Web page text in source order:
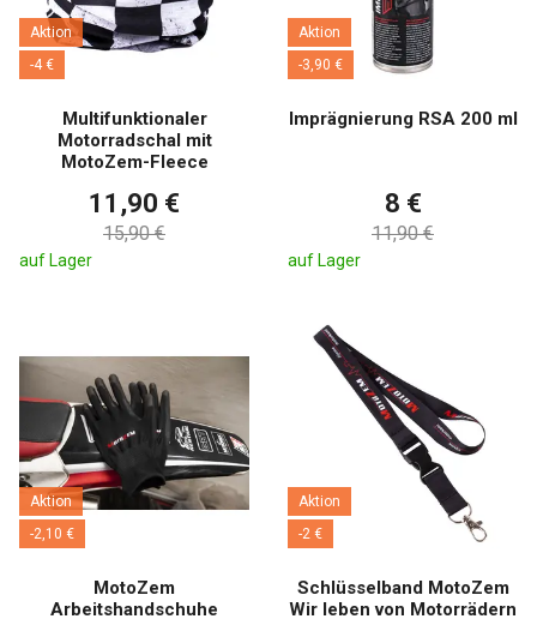
Aktion
-4 €
Multifunktionaler
Motorradschal mit
MotoZem-Fleece
11,90 €
15,90 €
auf Lager
Aktion
-3,90 €
Imprägnierung RSA 200 ml
8 €
11,90 €
auf Lager
Aktion
-2,10 €
MotoZem
Arbeitshandschuhe
Aktion
-2 €
Schlüsselband MotoZem
Wir leben von Motorrädern